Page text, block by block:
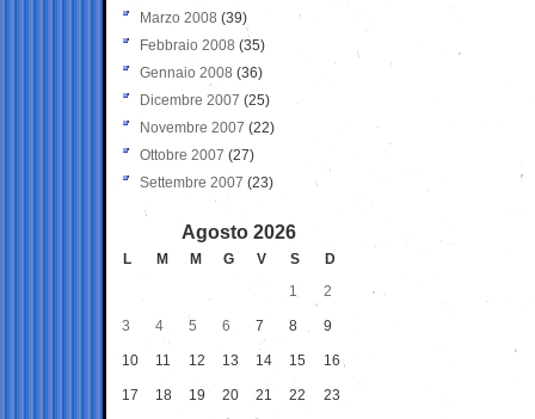
Marzo 2008 (39)
Febbraio 2008 (35)
Gennaio 2008 (36)
Dicembre 2007 (25)
Novembre 2007 (22)
Ottobre 2007 (27)
Settembre 2007 (23)
Agosto 2026
L M M G V S
D
1
2
3 4 5 6 7 8 9
10 11 12 13 14 15 16
17 18 19 20 21 22 23